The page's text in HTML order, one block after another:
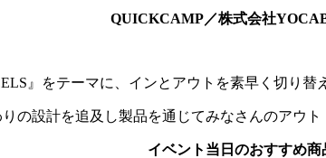
QUICKCAMP／株式会社
』をテーマに、インとアウトを素早く切り替
の設計を追及し製品を通じてみなさんのアウト
イベント当日のおすすめ商